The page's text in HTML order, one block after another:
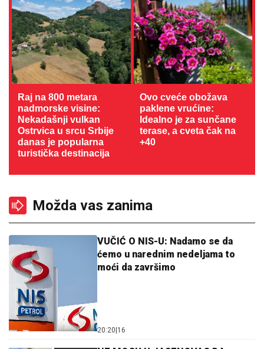
Raj na 800 metara
nadmorske visine:
Nekadašnji vulkan
Ostrvica u srcu Srbije
danas je popularna
turistička destinacija
Ovo cveće obožava
paklene vrućine:
Idealno je za sunčane
terase, a cveta čak na
+40
Možda vas zanima
VUČIĆ O NIS-U: Nadamo se da
ćemo u narednim nedeljama to
moći da završimo
20:20 16